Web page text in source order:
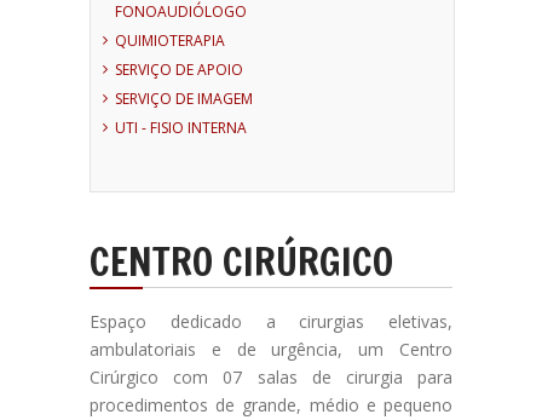
FONOAUDIÓLOGO
QUIMIOTERAPIA
SERVIÇO DE APOIO
SERVIÇO DE IMAGEM
UTI - FISIO INTERNA
CENTRO CIRÚRGICO
Espaço dedicado a cirurgias eletivas,
ambulatoriais e de urgência, um Centro
Cirúrgico com 07 salas de cirurgia para
procedimentos de grande, médio e pequeno